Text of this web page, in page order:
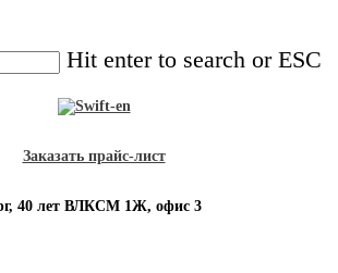
Hit enter to search or ESC
Заказать прайс-лист
40 лет ВЛКСМ 1Ж, офис 3